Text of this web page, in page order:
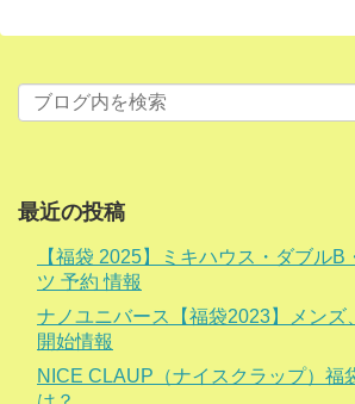
最近の投稿
【福袋 2025】ミキハウス・ダブルB
ツ 予約 情報
ナノユニバース【福袋2023】メンズ
開始情報
NICE CLAUP（ナイスクラップ）福